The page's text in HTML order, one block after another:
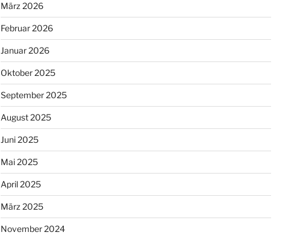
März 2026
Februar 2026
Januar 2026
Oktober 2025
September 2025
August 2025
Juni 2025
Mai 2025
April 2025
März 2025
November 2024